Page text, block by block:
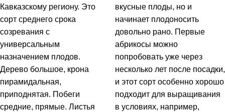
Кавказскому региону. Это
сорт среднего срока
созревания с
универсальным
назначением плодов.
Дерево большое, крона
пирамидальная,
приподнятая. Побеги
средние, прямые. Листья
вкусные плоды, но и
начинает плодоносить
довольно рано. Первые
абрикосы можно
попробовать уже через
несколько лет после посадки,
и этот сорт особенно хорошо
подходит для выращивания
в условиях, например,